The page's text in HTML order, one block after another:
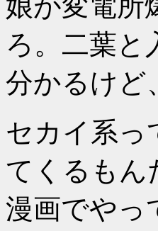
ろ。二葉と
分かるけど
セカイ系っ
てくるもん
漫画でやっ